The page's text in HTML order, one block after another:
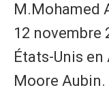
M.Mohamed
12 novembre
États-Unis
Moore Aubin.